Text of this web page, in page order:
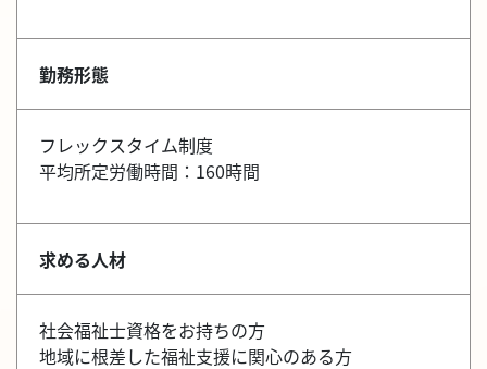
勤務形態
フレックスタイム制度
平均所定労働時間：160時間
求める人材
社会福祉士資格をお持ちの方
地域に根差した福祉支援に関心のある方